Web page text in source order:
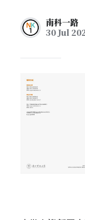
南科一路
30 Jul